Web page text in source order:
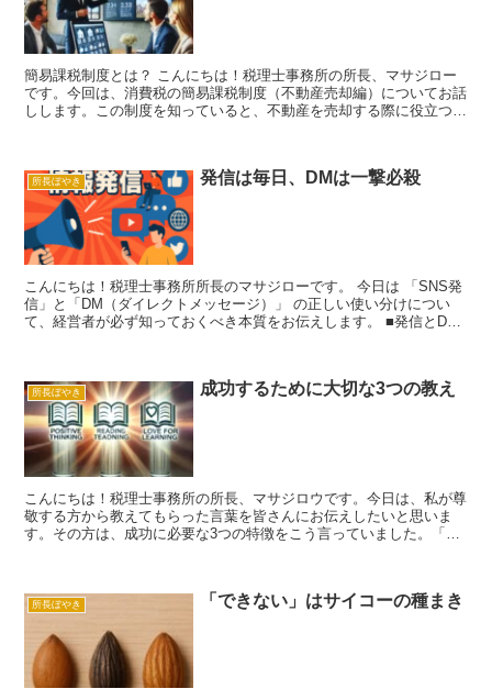
簡易課税制度とは？ こんにちは！税理士事務所の所長、マサジロー
です。今回は、消費税の簡易課税制度（不動産売却編）についてお話
しします。この制度を知っていると、不動産を売却する際に役立つこ
所長ぼやき 発信は毎日、DMは一撃必殺
こんにちは！税理士事務所所長のマサジローです。 今日は 「SNS発
信」と「DM（ダイレクトメッセージ）」 の正しい使い分けについ
て、経営者が必ず知っておくべき本質をお伝えします。 ■発信とDM
所長ぼやき 成功するために大切な3つの教え
こんにちは！税理士事務所の所長、マサジロウです。今日は、私が尊
敬する方から教えてもらった言葉を皆さんにお伝えしたいと思いま
す。その方は、成功に必要な3つの特徴をこう言っていました。「プ
所長ぼやき 「できない」はサイコーの種まき